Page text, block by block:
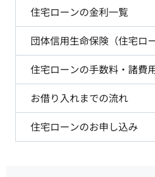
住宅ローンの金利一覧
団体信用生命保険（住宅ロー
住宅ローンの手数料・諸費
お借り入れまでの流れ
住宅ローンのお申し込み